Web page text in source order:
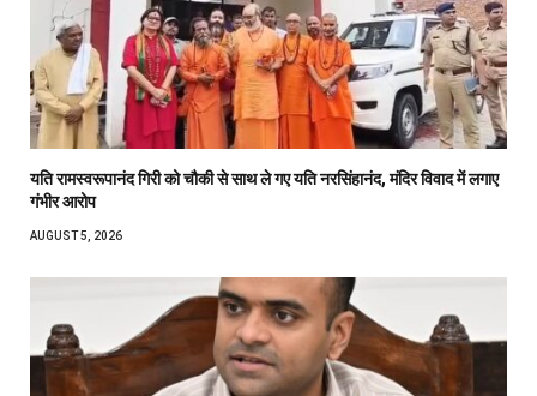
यति रामस्वरूपानंद गिरी को चौकी से साथ ले गए यति नरसिंहानंद, मंदिर विवाद में लगाए
गंभीर आरोप
AUGUST 5, 2026